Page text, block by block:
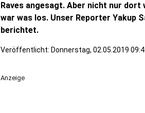
Raves angesagt. Aber nicht nur
war was los. Unser Reporter Yakup
berichtet.
Veröffentlicht: Donnerstag, 02.05.2019
Anzeige